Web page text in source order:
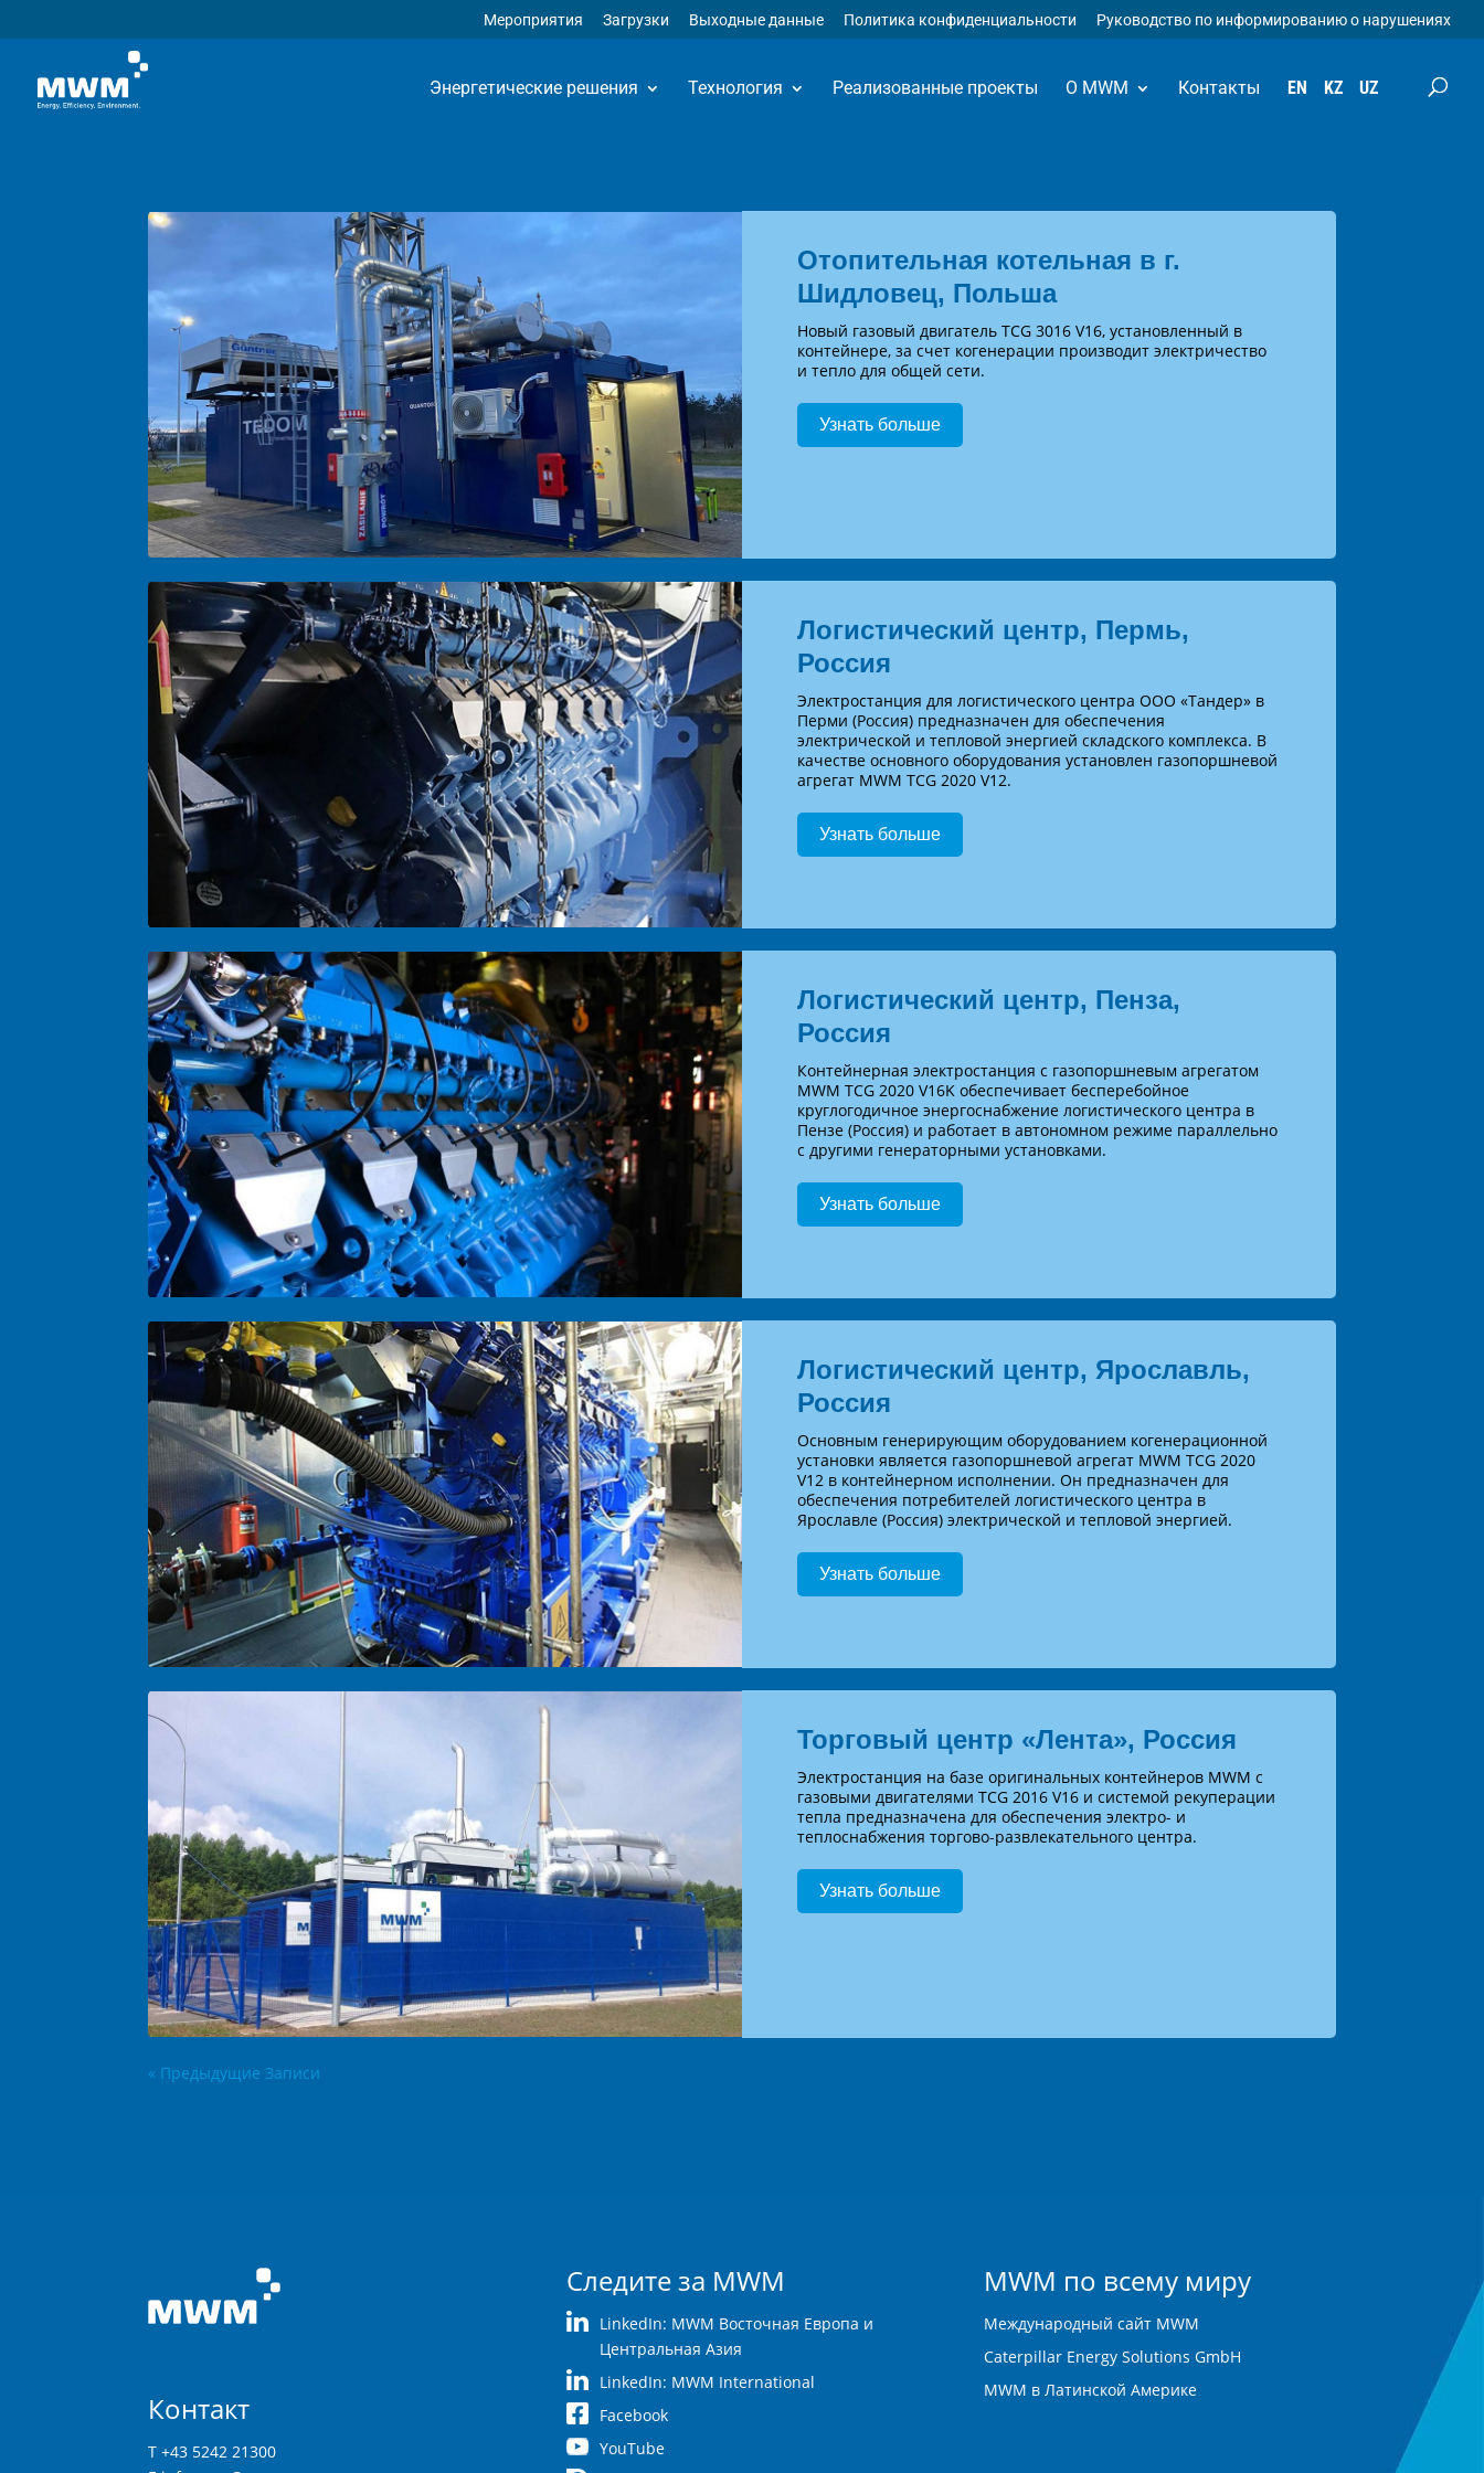
Мероприятия Загрузки Выходные данные Политика конфиденциальности Руководство по информированию о нарушениях
Энергетические решения Технология Реализованные проекты О MWM Контакты EN KZ UZ
Отопительная котельная в г.
Шидловец, Польша
Новый газовый двигатель TCG 3016 V16, установленный в
контейнере, за счет когенерации производит электричество
и тепло для общей сети.
Узнать больше
Логистический центр, Пермь,
Россия
Электростанция для логистического центра ООО «Тандер» в
Перми (Россия) предназначен для обеспечения
электрической и тепловой энергией складского комплекса. В
качестве основного оборудования установлен газопоршневой
агрегат MWM TCG 2020 V12.
Узнать больше
Логистический центр, Пенза,
Россия
Контейнерная электростанция с газопоршневым агрегатом
MWM TCG 2020 V16K обеспечивает бесперебойное
круглогодичное энергоснабжение логистического центра в
Пензе (Россия) и работает в автономном режиме параллельно
с другими генераторными установками.
Узнать больше
Логистический центр, Ярославль,
Россия
Основным генерирующим оборудованием когенерационной
установки является газопоршневой агрегат MWM TCG 2020
V12 в контейнерном исполнении. Он предназначен для
обеспечения потребителей логистического центра в
Ярославле (Россия) электрической и тепловой энергией.
Узнать больше
Торговый центр «Лента», Россия
Электростанция на базе оригинальных контейнеров MWM с
газовыми двигателями TCG 2016 V16 и системой рекуперации
тепла предназначена для обеспечения электро- и
теплоснабжения торгово-развлекательного центра.
Узнать больше
« Предыдущие Записи
Контакт
T +43 5242 21300
Следите за MWM
LinkedIn: MWM Восточная Европа и
Центральная Азия
LinkedIn: MWM International
Facebook
YouTube
MWM по всему миру
Международный сайт MWM
Caterpillar Energy Solutions GmbH
MWM в Латинской Америке